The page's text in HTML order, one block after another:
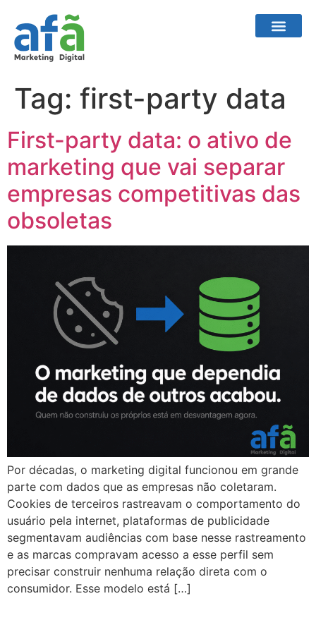
Tag: first-party data
First-party data: o ativo de
marketing que vai separar
empresas competitivas das
obsoletas
Por décadas, o marketing digital funcionou em grande
parte com dados que as empresas não coletaram.
Cookies de terceiros rastreavam o comportamento do
usuário pela internet, plataformas de publicidade
segmentavam audiências com base nesse rastreamento
e as marcas compravam acesso a esse perfil sem
precisar construir nenhuma relação direta com o
consumidor. Esse modelo está […]